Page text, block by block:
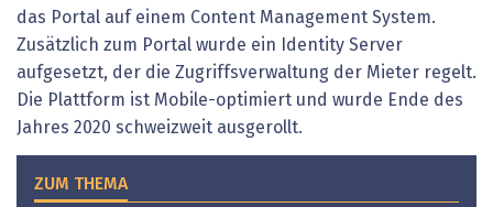
das Portal auf einem Content Management System.
Zusätzlich zum Portal wurde ein Identity Server
aufgesetzt, der die Zugriffsverwaltung der Mieter regelt.
Die Plattform ist Mobile-optimiert und wurde Ende des
Jahres 2020 schweizweit ausgerollt.
ZUM THEMA